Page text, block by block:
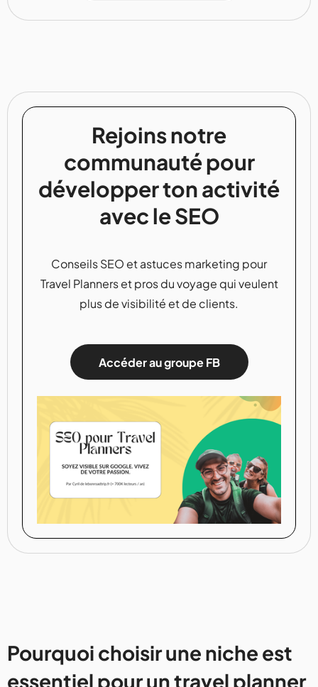
Rejoins notre
communauté pour
développer ton activité
avec le SEO
Conseils SEO et astuces marketing pour
Travel Planners et pros du voyage qui veulent
plus de visibilité et de clients.
Accéder au groupe FB
Pourquoi choisir une niche est
essentiel pour un travel planner